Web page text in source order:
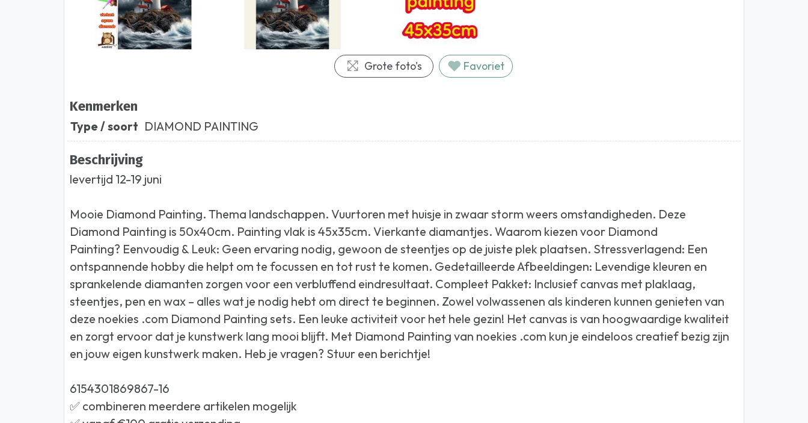
Favoriet
Grote foto's
Kenmerken
Type / soort DIAMOND PAINTING
Beschrijving
levertijd 12-19 juni
Mooie Diamond Painting. Thema landschappen. Vuurtoren met huisje in zwaar storm weers omstandigheden. Deze
Diamond Painting is 50x40cm. Painting vlak is 45x35cm. Vierkante diamantjes. Waarom kiezen voor Diamond
Painting? Eenvoudig & Leuk: Geen ervaring nodig, gewoon de steentjes op de juiste plek plaatsen. Stressverlagend: Een
ontspannende hobby die helpt om te focussen en tot rust te komen. Gedetailleerde Afbeeldingen: Levendige kleuren en
sprankelende diamanten zorgen voor een verbluffend eindresultaat. Compleet Pakket: Inclusief canvas met plaklaag,
steentjes, pen en wax – alles wat je nodig hebt om direct te beginnen. Zowel volwassenen als kinderen kunnen genieten van
deze noekies .com Diamond Painting sets. Een leuke activiteit voor het hele gezin! Het canvas is van hoogwaardige kwaliteit
en zorgt ervoor dat je kunstwerk lang mooi blijft. Met Diamond Painting van noekies .com kun je eindeloos creatief bezig zijn
en jouw eigen kunstwerk maken. Heb je vragen? Stuur een berichtje!
6154301869867-16
✅ combineren meerdere artikelen mogelijk